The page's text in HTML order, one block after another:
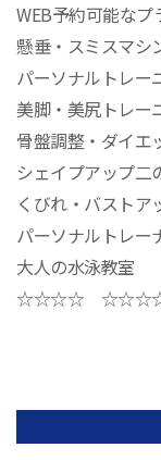
WEB予約可能な
懸垂・スミスマシ
パーソナルトレー
美脚・美尻トレー
骨盤調整・ダイエ
シェイプアップ二
くびれ・バストア
パーソナルトレー
大人の水泳教室
☆☆☆☆